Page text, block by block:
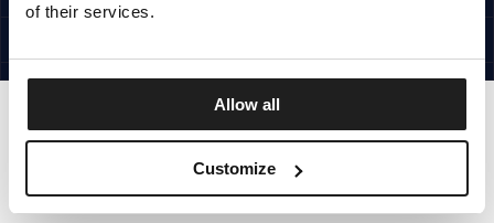
of their services.
Allow all
Customize